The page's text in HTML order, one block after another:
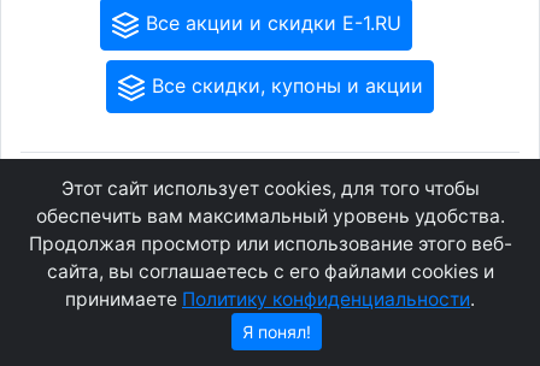
Все акции и скидки E-1.RU
Все скидки, купоны и акции
GEOWAP.MOBI© 2007 - 2021
Соглашение
Конфиденциальность
О сайте
Контакты
Этот сайт использует cookies, для того чтобы
обеспечить вам максимальный уровень удобства.
Продолжая просмотр или использование этого веб-
сайта, вы соглашаетесь с его файлами cookies и
принимаете Политику конфиденциальности.
Я понял!